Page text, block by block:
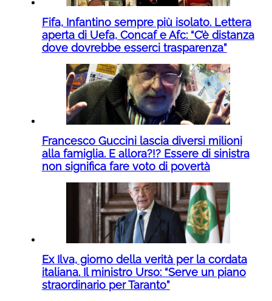
Fifa, Infantino sempre più isolato. Lettera
aperta di Uefa, Concaf e Afc: “C’è distanza
dove dovrebbe esserci trasparenza”
Francesco Guccini lascia diversi milioni
alla famiglia. E allora?!? Essere di sinistra
non significa fare voto di povertà
Ex Ilva, giorno della verità per la cordata
italiana. Il ministro Urso: “Serve un piano
straordinario per Taranto”